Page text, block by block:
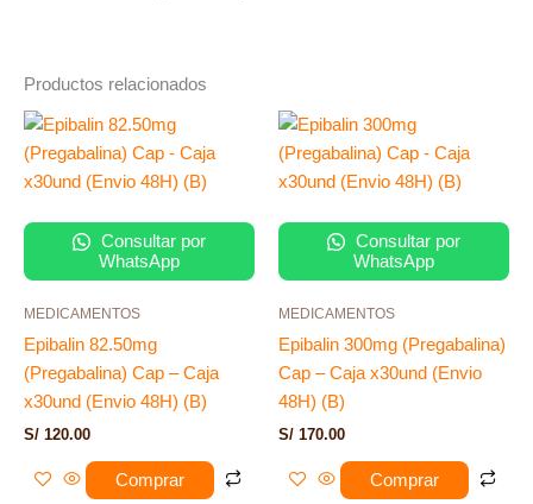
Productos relacionados
Consultar por
WhatsApp
MEDICAMENTOS
Epibalin 82.50mg
(Pregabalina) Cap – Caja
x30und (Envio 48H) (B)
S/ 120.00
Comprar
Consultar por
WhatsApp
MEDICAMENTOS
Epibalin 300mg (Pregabalina)
Cap – Caja x30und (Envio
48H) (B)
S/ 170.00
Comprar